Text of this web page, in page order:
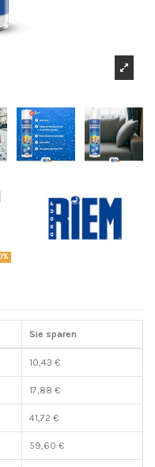
Sie sparen
10,43 €
17,88 €
41,72 €
59,60 €